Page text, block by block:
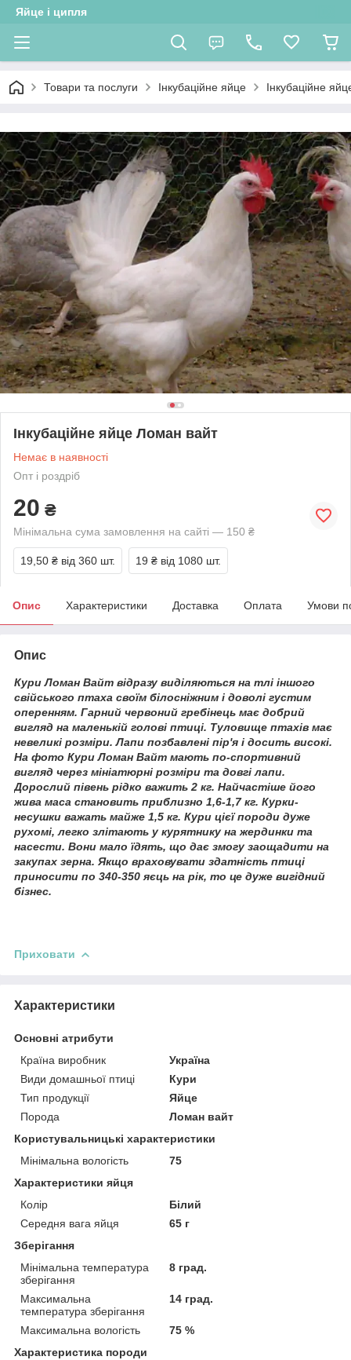
Яйце і ципля
Товари та послуги Інкубаційне яйце Інкубаційне
Інкубаційне яйце Ломан вайт
Немає в наявності
Опт і роздріб
20 ₴
Мінімальна сума замовлення на сайті — 150 ₴
19,50 ₴ від 360 шт. 19 ₴ від 1080 шт.
Опис Характеристики Доставка Оплата Умови
Опис
Кури Ломан Вайт відразу виділяються на тлі іншого
свійського птаха своїм білосніжним і доволі густим
оперенням. Гарний червоний гребінець має добрий
вигляд на маленькій голові птиці. Туловище птахів має
невеликі розміри. Лапи позбавлені пір'я і досить високі.
На фото Кури Ломан Вайт мають по-спортивний
вигляд через мініатюрні розміри та довгі лапи.
Дорослий півень рідко важить 2 кг. Найчастіше його
жива маса становить приблизно 1,6-1,7 кг. Курки-
несушки важать майже 1,5 кг. Кури цієї породи дуже
рухомі, легко злітають у курятнику на жердинки та
насести. Вони мало їдять, що дає змогу заощадити на
закупах зерна. Якщо враховувати здатність птиці
приносити по 340-350 яєць на рік, то це дуже вигідний
бізнес.
Приховати
Характеристики
Основні атрибути
Країна виробник
Україна
Види домашньої птиці
Кури
Тип продукції
Яйце
Порода
Ломан вайт
Користувальницькі характеристики
Мінімальна вологість
75
Характеристики яйця
Колір
Білий
Середня вага яйця
65 г
Зберігання
Мінімальна температура
зберігання
8 град.
Максимальна
температура зберігання
14 град.
Максимальна вологість
75 %
Характеристика породи